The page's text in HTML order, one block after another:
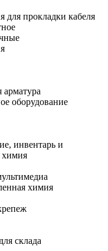
для прокладки кабеля
оборудование
инвентарь и
химия
химия
склада